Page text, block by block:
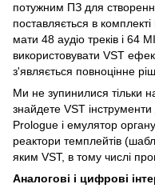
потужним ПЗ для
поставляється в
мати 48 аудіо треків і 64
використовувати VST
з'являється повноцінне
Ми не зупинилися тільки
знайдете VST
Prologue і емулятор
реактори темплейтів
яким VST, в тому числі
Аналогові і цифрові